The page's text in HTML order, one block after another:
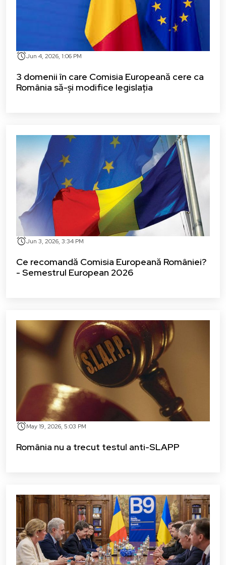
alarmJun 4, 2026, 1:06 PM
3 domenii în care Comisia Europeană cere ca
România să-și modifice legislația
alarmJun 3, 2026, 3:34 PM
Ce recomandă Comisia Europeană României?
- Semestrul European 2026
alarmMay 19, 2026, 5:03 PM
România nu a trecut testul anti-SLAPP